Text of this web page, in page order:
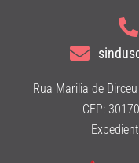
Rua Marilia de
CEP: